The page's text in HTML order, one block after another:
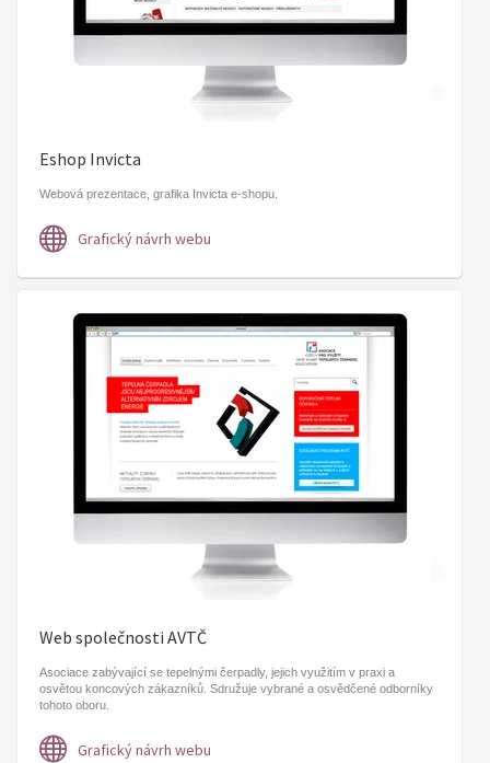
Eshop Invicta
Webová prezentace, grafika Invicta e-shopu.
Grafický návrh webu
Web společnosti AVTČ
Asociace zabývající se tepelnými čerpadly, jejich využitím v praxi a
osvětou koncových zákazníků. Sdružuje vybrané a osvědčené odborníky
tohoto oboru.
Grafický návrh webu